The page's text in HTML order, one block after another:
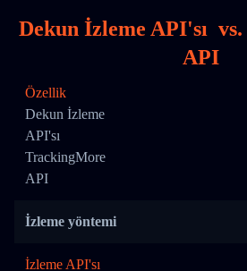
Dekun İzleme API'sı vs.
API
Özellik
Dekun İzleme
API'sı
TrackingMore
API
İzleme yöntemi
İzleme API'sı